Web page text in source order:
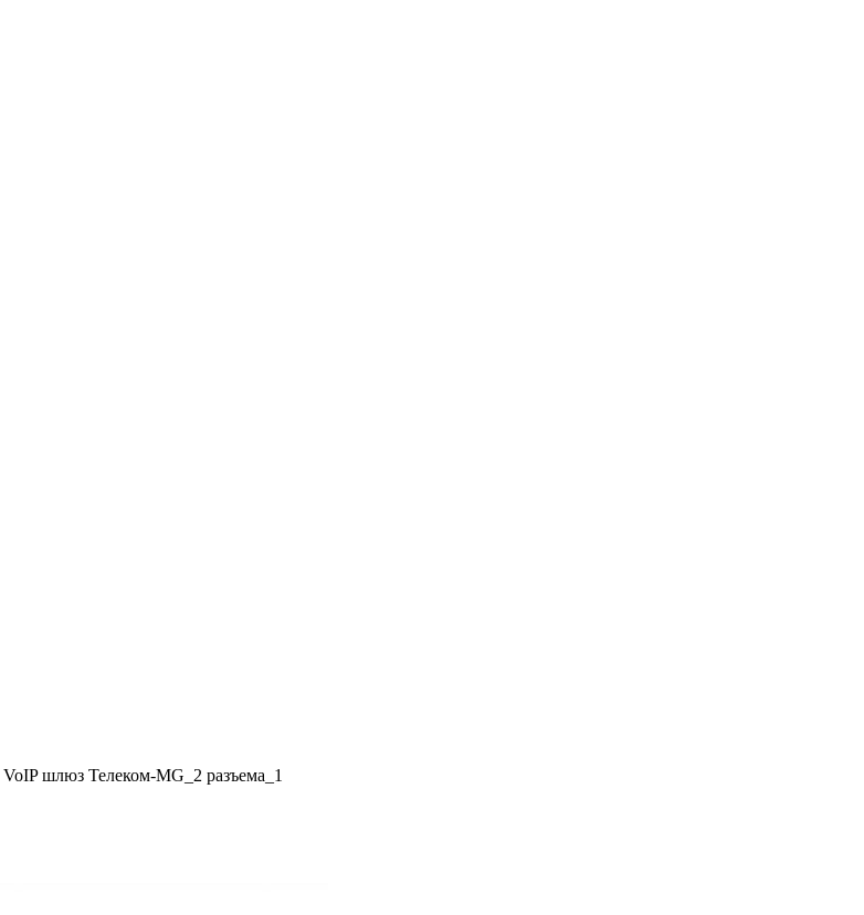
VoIP шлюз Телеком-MG_2 разъема_1